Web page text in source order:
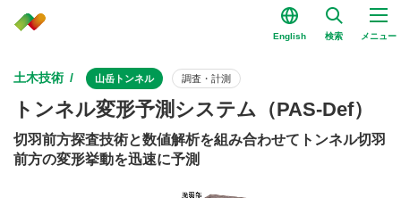
English 検索 メニュー
土木技術 山岳トンネル 調査・計測
トンネル変形予測システム（PAS-Def）
切羽前方探査技術と数値解析を組み合わせてトンネル切羽
前方の変形挙動を迅速に予測